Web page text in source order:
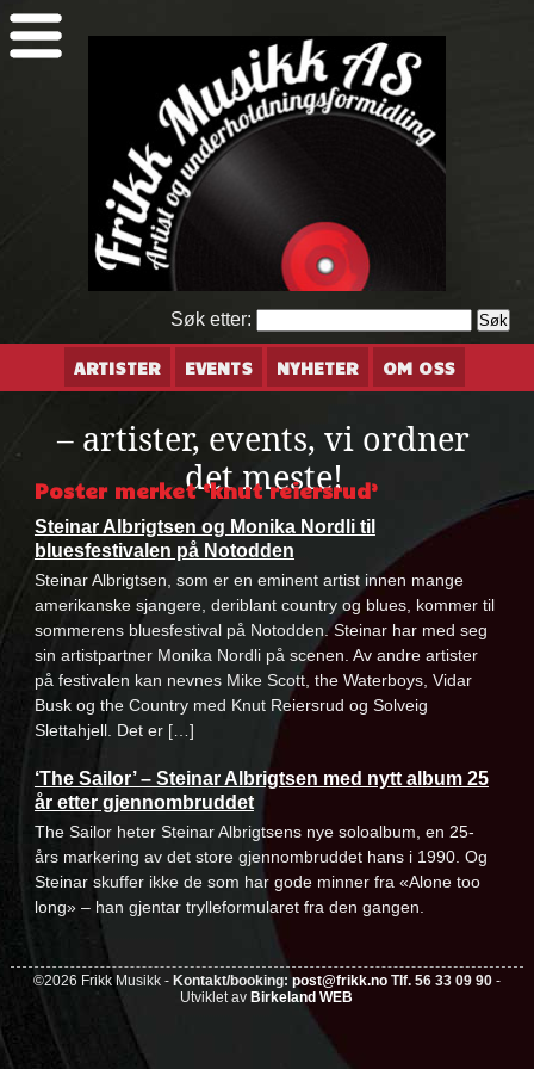
Søk etter:
ARTISTER EVENTS NYHETER OM OSS
– artister, events, vi ordner
det meste!
Poster merket ‘knut reiersrud’
Steinar Albrigtsen og Monika Nordli til
bluesfestivalen på Notodden
Steinar Albrigtsen, som er en eminent artist innen mange
amerikanske sjangere, deriblant country og blues, kommer til
sommerens bluesfestival på Notodden. Steinar har med seg
sin artistpartner Monika Nordli på scenen. Av andre artister
på festivalen kan nevnes Mike Scott, the Waterboys, Vidar
Busk og the Country med Knut Reiersrud og Solveig
Slettahjell. Det er […]
‘The Sailor’ – Steinar Albrigtsen med nytt album 25
år etter gjennombruddet
The Sailor heter Steinar Albrigtsens nye soloalbum, en 25-
års markering av det store gjennombruddet hans i 1990. Og
Steinar skuffer ikke de som har gode minner fra «Alone too
long» – han gjentar trylleformularet fra den gangen.
©2026 Frikk Musikk - Kontakt/booking: post@frikk.noTlf. 56 33 09 90-
Utviklet av Birkeland WEB